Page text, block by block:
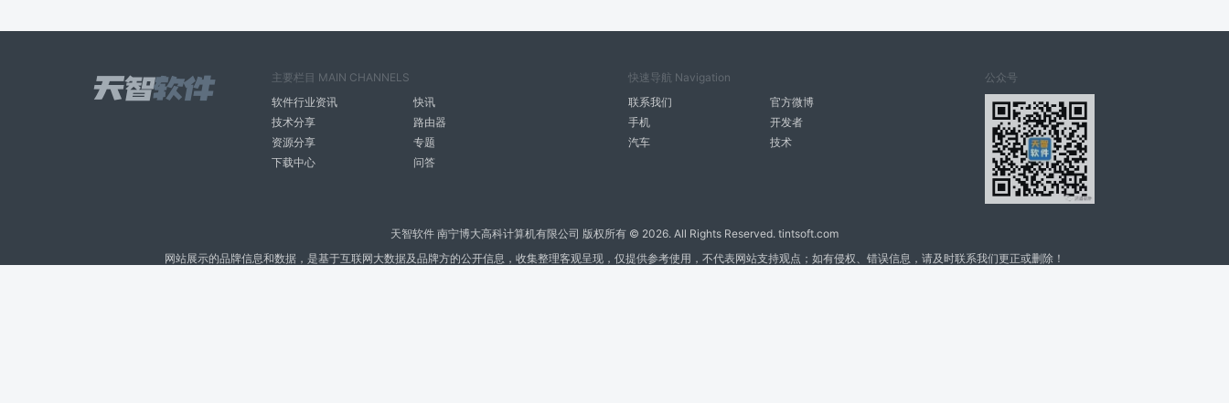
主要栏目 MAIN CHANNELS
软件行业资讯
快讯
技术分享
路由器
资源分享
专题
下载中心
问答
快速导航 Navigation
联系我们
官方微博
手机
开发者
汽车
技术
公众号
天智软件 南宁博大高科计算机有限公司 版权所有 © 2026. All Rights Reserved. tintsoft.com
网站展示的品牌信息和数据，是基于互联网大数据及品牌方的公开信息，收集整理客观呈现，仅提供参考使用，不代表网站支持观点；如有侵权、错误信息，请及时联系我们更正或删除！